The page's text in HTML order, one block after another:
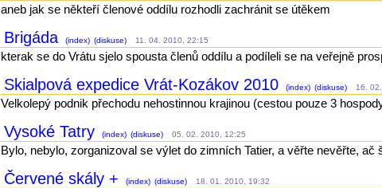
aneb jak se někteří členové oddílu rozhodli zachránit se útěkem
Brigáda (index) (diskuse) 11. 04. 2010, 22:15
kterak se do Vrátu sjelo spousta členů oddílu a podíleli se na veřejně
Skialpová expedice Vrát-Kozákov 2010 (index) (diskuse) 16. 02.
Velkolepý podnik přechodu nehostinnou krajinou (cestou pouze 3
Vysoké Tatry (index) (diskuse) 05. 02. 2010, 12:25
Bylo, nebylo, zorganizoval se výlet do zimních Tatier, a věřte nevěřte,
Červené skály + (index) (diskuse) 18. 01. 2010, 19:32